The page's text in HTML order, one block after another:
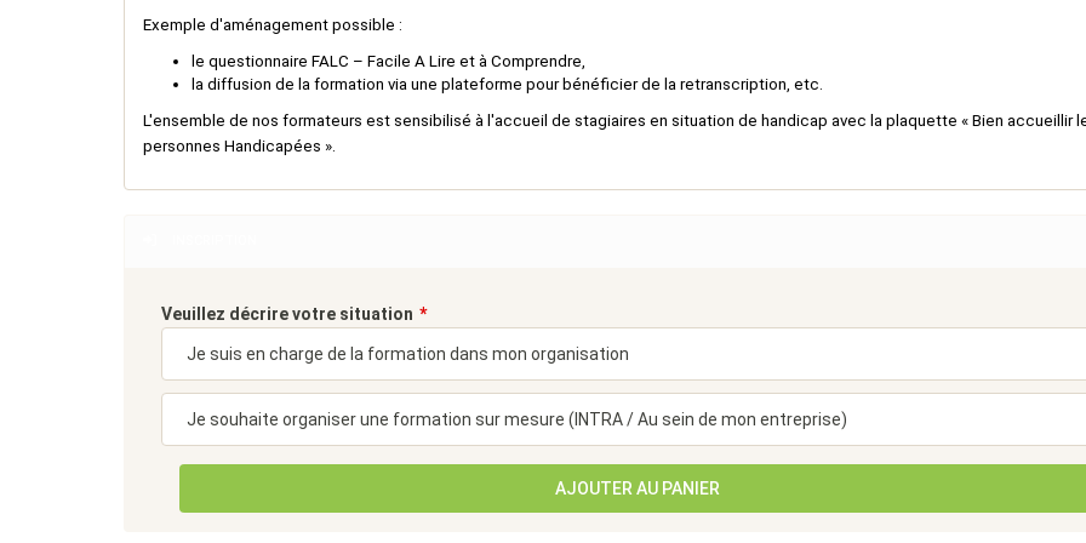
Exemple d'aménagement possible :
le questionnaire FALC – Facile A Lire et à Comprendre,
la diffusion de la formation via une plateforme pour bénéficier de la retranscription, etc.
L'ensemble de nos formateurs est sensibilisé à l'accueil de stagiaires en situation de handicap avec la plaquette « Bien accueillir
personnes Handicapées ».
Veuillez décrire votre situation
AJOUTER AU PANIER